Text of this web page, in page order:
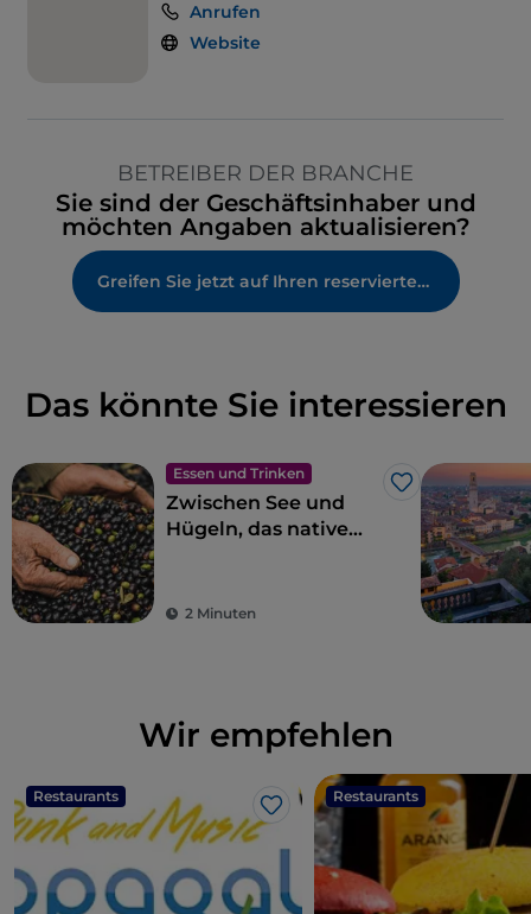
Anrufen
Website
BETREIBER DER BRANCHE
Sie sind der Geschäftsinhaber und
möchten Angaben aktualisieren?
Greifen Sie jetzt auf Ihren reservierten Bereich zu
Das könnte Sie interessieren
Essen und Trinken
Like
Zwischen See und
Hügeln, das native
2 Minuten
Wir empfehlen
Restaurants
Like
Restaurants